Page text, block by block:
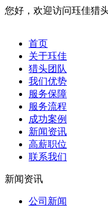
您好，欢迎访问珏佳猎
首页
关于珏佳
猎头团队
我们优势
服务保障
服务流程
成功案例
新闻资讯
高薪职位
联系我们
新闻资讯
公司新闻